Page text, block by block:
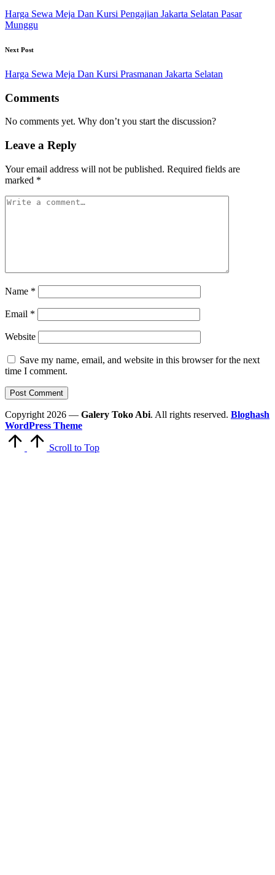
Harga Sewa Meja Dan Kursi Pengajian Jakarta Selatan Pasar
Munggu
Next Post
Harga Sewa Meja Dan Kursi Prasmanan Jakarta Selatan
Comments
No comments yet. Why don’t you start the discussion?
Leave a Reply
Your email address will not be published. Required fields are
marked *
Name *
Email *
Website
Save my name, email, and website in this browser for the next
time I comment.
Copyright 2026 — Galery Toko Abi. All rights reserved. Bloghash
WordPress Theme
Scroll to Top